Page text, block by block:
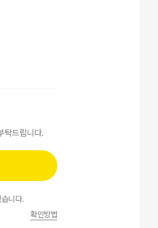
탁드립니다.
니다.
확인방법